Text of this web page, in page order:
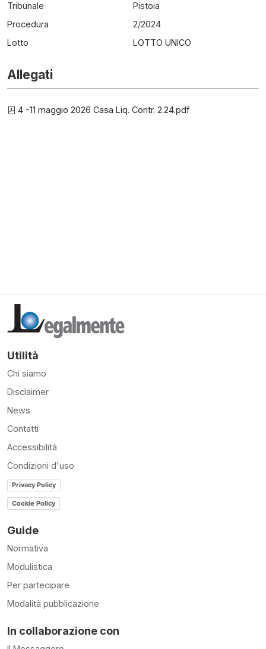
Tribunale
Pistoia
Procedura
2/2024
Lotto
LOTTO UNICO
Allegati
4 -11 maggio 2026 Casa Liq. Contr. 2.24.pdf
Utilità
Chi siamo
Disclaimer
News
Contatti
Accessibilità
Condizioni d'uso
Privacy Policy
Cookie Policy
Guide
Normativa
Modulistica
Per partecipare
Modalità pubblicazione
In collaborazione con